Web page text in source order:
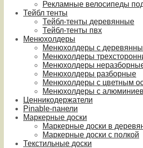
Рекламные велосипеды
Тейбл тенты
Тейбл-тенты деревянные
Тейбл-тенты пвх
Менюхолдеры
Менюхолдеры с
Менюхолдеры
Менюхолдеры
Менюхолдеры разборные
Менюхолдеры с цветным
Менюхолдеры с
Ценникодержатели
Pinable-панели
Маркерные доски
Маркерные доски в
Маркерные доски с полкой
Текстильные доски